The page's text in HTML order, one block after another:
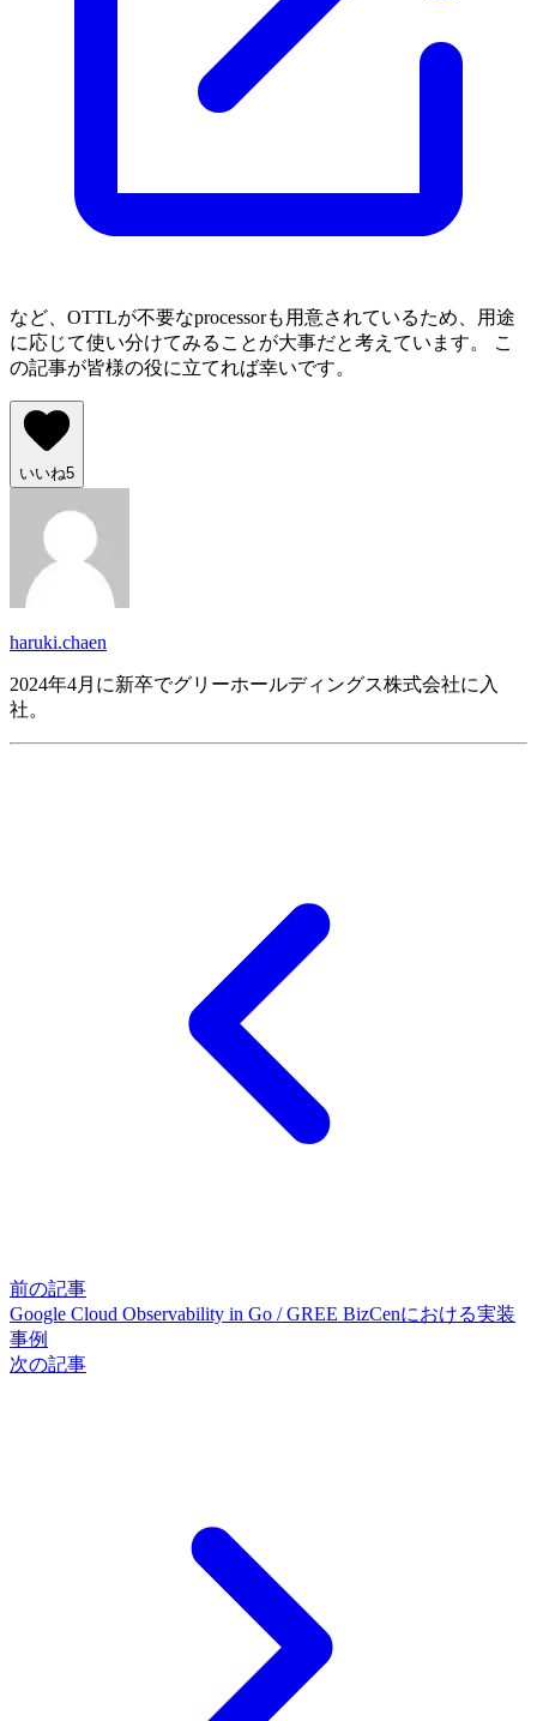
など、OTTLが不要なprocessorも用意されているため、用途
に応じて使い分けてみることが大事だと考えています。 こ
の記事が皆様の役に立てれば幸いです。
いいね5
haruki.chaen
2024年4月に新卒でグリーホールディングス株式会社に入
社。
前の記事
Google Cloud Observability in Go / GREE BizCenにおける実装
事例
次の記事